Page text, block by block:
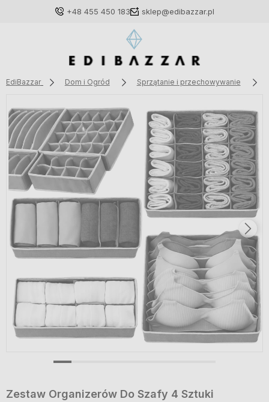
+48 455 450 183 sklep@edibazzar.pl
Zaloguj się
Załóż konto
Wybierz coś dla siebie z naszej aktualnej oferty lub
zaloguj się, aby przywrócić dodane produkty do listy
EdiBazzar Dom i Ogród Sprzątanie i przechowywanie
Zestaw Organizerów Do Szafy 4 Sztuki